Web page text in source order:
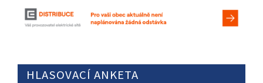
HLASOVACÍ ANKETA